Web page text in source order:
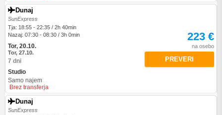
Dunaj
SunExpress
Tja: 18:55 - 22:35 / 2h 40min
Nazaj: 07:30 - 08:30 / 3h 0min
Tor, 20.10.
Tor, 27.10.
7 dni
Studio
Samo najem
Brez transferja
223 €
na osebo
PREVERI
Dunaj
SunExpress